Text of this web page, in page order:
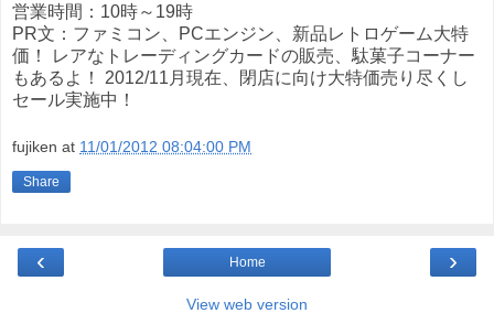
営業時間：10時～19時
PR文：ファミコン、PCエンジン、新品レトロゲーム大特
価！ レアなトレーディングカードの販売、駄菓子コーナー
もあるよ！ 2012/11月現在、閉店に向け大特価売り尽くし
セール実施中！
fujiken at 11/01/2012 08:04:00 PM
Share
‹ ›
Home
View web version